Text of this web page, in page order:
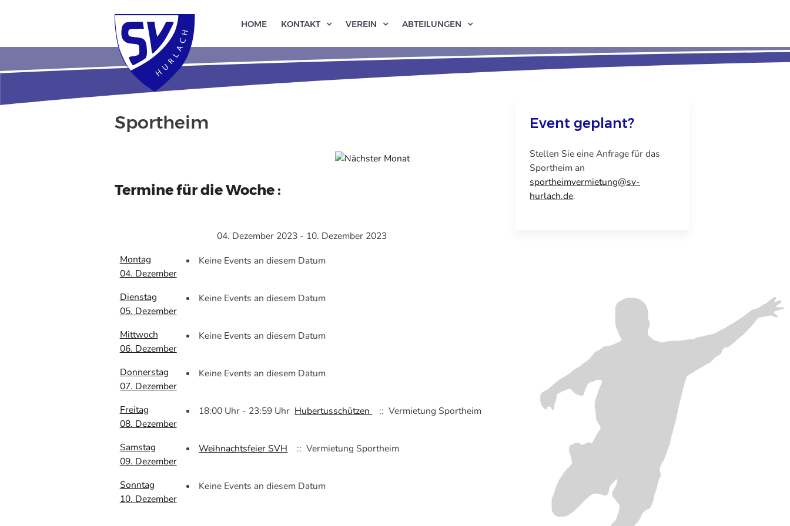
HOME KONTAKT VEREIN ABTEILUNGEN
Sportheim
Termine für die Woche :
04. Dezember 2023 - 10. Dezember 2023
Montag
04. Dezember
Keine Events an diesem Datum
Dienstag
05. Dezember
Keine Events an diesem Datum
Mittwoch
06. Dezember
Keine Events an diesem Datum
Donnerstag
07. Dezember
Keine Events an diesem Datum
Freitag
08. Dezember
18:00 Uhr - 23:59 Uhr Hubertusschützen :: Vermietung Sportheim
Samstag
09. Dezember
Weihnachtsfeier SVH :: Vermietung Sportheim
Sonntag
10. Dezember
Keine Events an diesem Datum
Event geplant?
Stellen Sie eine Anfrage für das
Sportheim an
sportheimvermietung@sv-
hurlach.de.